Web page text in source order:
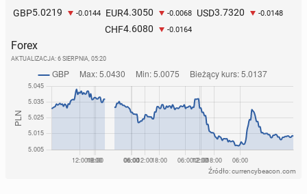
GBP5.0219 -0.0144 EUR4.3050 -0.0068 USD3.7320 -0.0148
CHF4.6080 -0.0164
Forex
AKTUALIZACJA: 6 SIERPNIA, 05:20
Źródło: currencybeacon.com